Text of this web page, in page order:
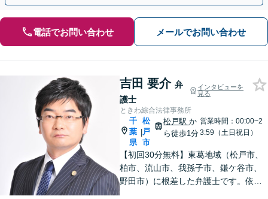
電話でお問い合わせ メールでお問い合わせ
吉田 要介 弁
護士
インタビューを
見る
ときわ綜合法律事務所
千
葉
県
|
松
戸
市
松戸駅か
ら徒歩1分
営業時間：00:00~2
3:59（土日祝日）
【初回30分無料】東葛地域（松戸市、
柏市、流山市、我孫子市、鎌ケ谷市、
野田市）に根差した弁護士です。依頼